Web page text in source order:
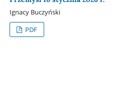
Ignacy Buczyński
PDF